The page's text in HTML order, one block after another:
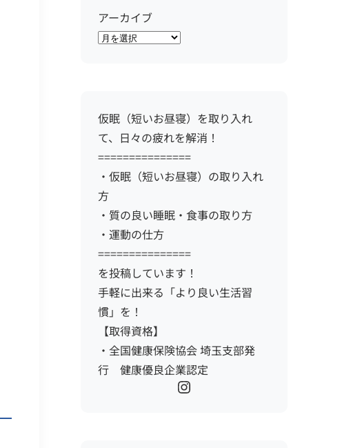
アーカイブ
仮眠（短いお昼寝）を取り入れ
て、日々の疲れを解消！
===============
・仮眠（短いお昼寝）の取り入れ
方
・質の良い睡眠・食事の取り方
・運動の仕方
===============
を投稿しています！
手軽に出来る「より良い生活習
慣」を！
【取得資格】
・全国健康保険協会 埼玉支部発
行 健康優良企業認定
Instagram